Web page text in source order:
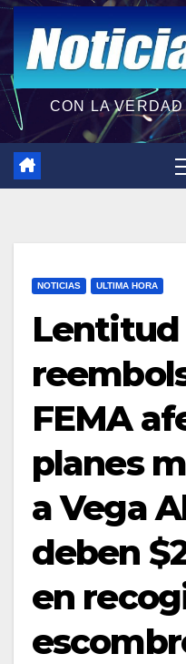
CON LA
NOTICIAS ULTIMA HORA
Lentitud
FEMA
planes
a Vega
deben
en